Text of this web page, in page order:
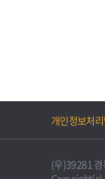
개인정보처
(우)39281